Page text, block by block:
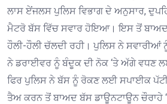
ਲਾਸ ਏਂਜਲਸ ਪੁਲਿਸ ਵਿਭਾਗ ਦੇ ਅਨੁਸਾਰ,
ਮੈਟਰੋ ਬੱਸ ਵਿੱਚ ਸਵਾਰ ਹੋਇਆ। ਇਸ ਤੋਂ ਬਾਅਦ
ਹੌਲੀ-ਹੌਲੀ ਚੱਲਦੀ ਰਹੀ। ਪੁਲਿਸ ਨੇ ਸਵਾਰੀਆਂ
ਨੇ ਡਰਾਈਵਰ ਨੂੰ ਬੰਦੂਕ ਦੀ ਨੋਕ ‘ਤੇ ਅੱਗੇ ਵਧਣ
ਫਿਰ ਪੁਲਿਸ ਨੇ ਬੱਸ ਨੂੰ ਰੋਕਣ ਲਈ ਸਪਾਈਕ
ਤੈਅ ਕਰਨ ਤੋਂ ਬਾਅਦ ਬੱਸ ਡਾਊਨਟਾਊਨ ਚੌਰਾਹੇ